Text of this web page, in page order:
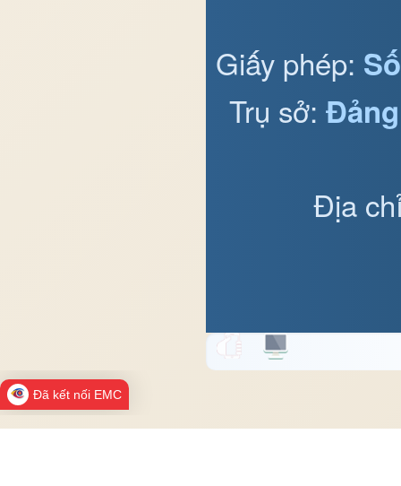
Giấy phép:
Trụ sở:
Địa
Đã kết nối EMC